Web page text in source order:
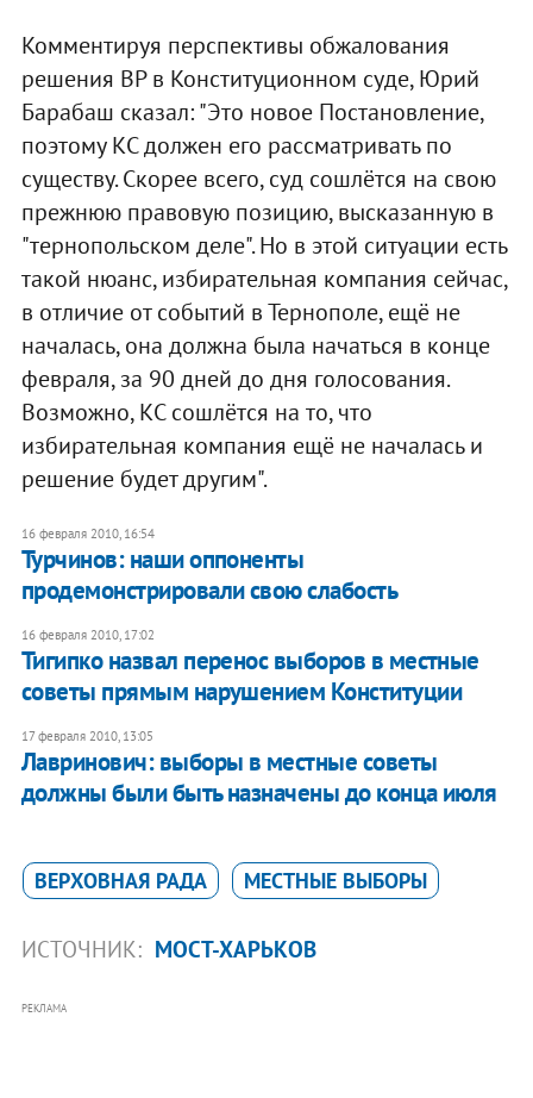
Комментируя перспективы обжалования
решения ВР в Конституционном суде, Юрий
Барабаш сказал: "Это новое Постановление,
поэтому КС должен его рассматривать по
существу. Скорее всего, суд сошлётся на свою
прежнюю правовую позицию, высказанную в
"тернопольском деле". Но в этой ситуации есть
такой нюанс, избирательная компания сейчас,
в отличие от событий в Тернополе, ещё не
началась, она должна была начаться в конце
февраля, за 90 дней до дня голосования.
Возможно, КС сошлётся на то, что
избирательная компания ещё не началась и
решение будет другим".
16 февраля 2010, 16:54
Турчинов: наши оппоненты
продемонстрировали свою слабость
16 февраля 2010, 17:02
Тигипко назвал перенос выборов в местные
советы прямым нарушением Конституции
17 февраля 2010, 13:05
Лавринович: выборы в местные советы
должны были быть назначены до конца июля
ВЕРХОВНАЯ РАДА МЕСТНЫЕ ВЫБОРЫ
ИСТОЧНИК: МОСТ-ХАРЬКОВ
РЕКЛАМА